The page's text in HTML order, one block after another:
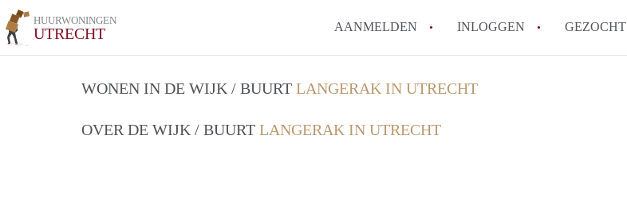
HUURWONINGEN
UTRECHT AANMELDEN INLOGGEN GEZOCHT
WONEN IN DE WIJK / BUURT LANGERAK IN UTRECHT
OVER DE WIJK / BUURT LANGERAK IN UTRECHT